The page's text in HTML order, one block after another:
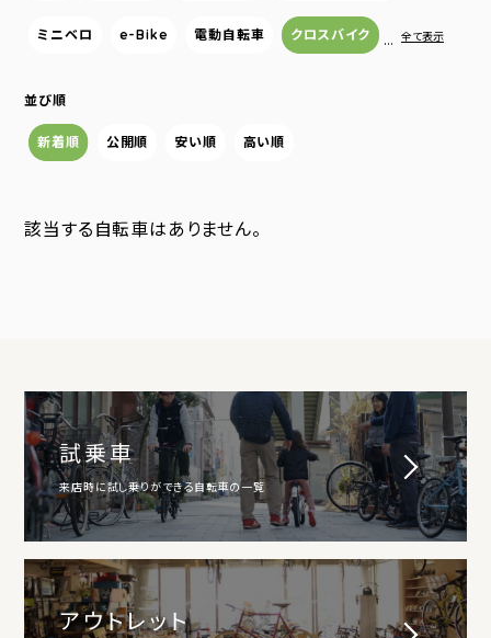
ミニベロ e-Bike 電動自転車 クロスバイク … 全て表示
並び順
新着順 公開順 安い順 高い順
該当する自転車はありません。
試乗車
来店時に試し乗りができる自転車の一覧
アウトレット